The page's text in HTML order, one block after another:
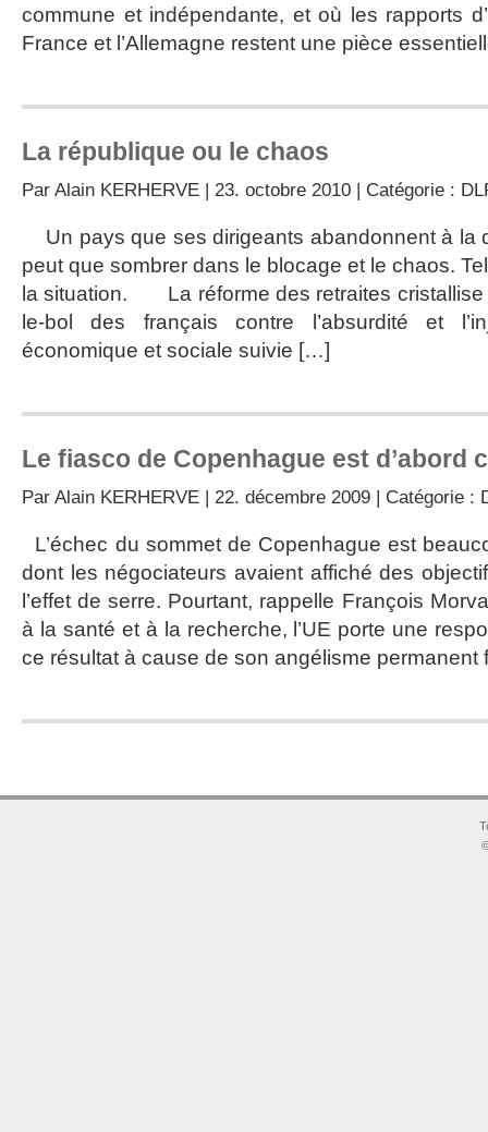
commune et indépendante, et où les rapports
France et l’Allemagne restent une pièce
La république ou le chaos
Par Alain KERHERVE | 23. octobre 2010 | Catégorie :
Un pays que ses dirigeants abandonnent à la
peut que sombrer dans le blocage et le chaos.
la situation. La réforme des retraites cristallise
le-bol des français contre l’absurdité et
économique et sociale suivie […]
Le fiasco de Copenhague est d’abord
Par Alain KERHERVE | 22. décembre 2009 | Catégorie :
L’échec du sommet de Copenhague est
dont les négociateurs avaient affiché des
l’effet de serre. Pourtant, rappelle François
à la santé et à la recherche, l’UE porte une
ce résultat à cause de son angélisme